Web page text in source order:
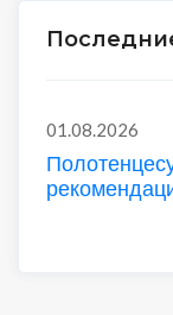
01.08.2026